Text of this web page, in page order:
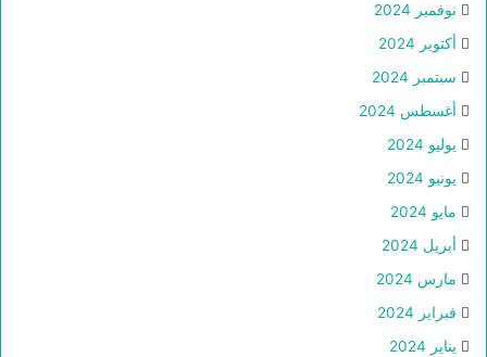
نوفمبر 2024
أكتوبر 2024
سبتمبر 2024
أغسطس 2024
يوليو 2024
يونيو 2024
مايو 2024
أبريل 2024
مارس 2024
فبراير 2024
يناير 2024